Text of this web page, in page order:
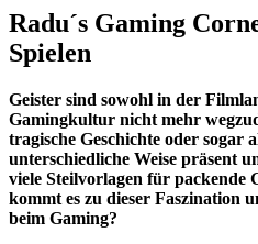
Radu´s Gaming
Spielen
Geister sind sowohl in der
Gamingkultur nicht mehr
tragische Geschichte oder sogar
unterschiedliche Weise präsent
viele Steilvorlagen für packende
kommt es zu dieser Faszination
beim Gaming?